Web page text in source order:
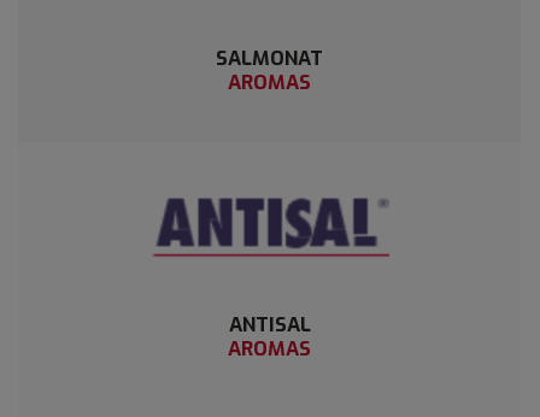
SALMONAT
AROMAS
ANTISAL
AROMAS